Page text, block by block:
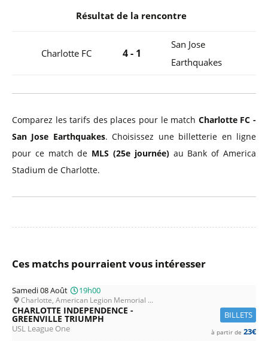
Résultat de la rencontre
Charlotte FC 4 - 1
San Jose
Earthquakes
Comparez les tarifs des places pour le match Charlotte FC -
San Jose Earthquakes. Choisissez une billetterie en ligne
pour ce match de MLS (25e journée)au Bank of America
Stadium de Charlotte.
Ces matchs pourraient vous intéresser
Samedi 08 Août 19h00
Charlotte, American Legion Memorial ...
BILLETS
CHARLOTTE INDEPENDENCE -
GREENVILLE TRIUMPH
USL League One à partir de 23€